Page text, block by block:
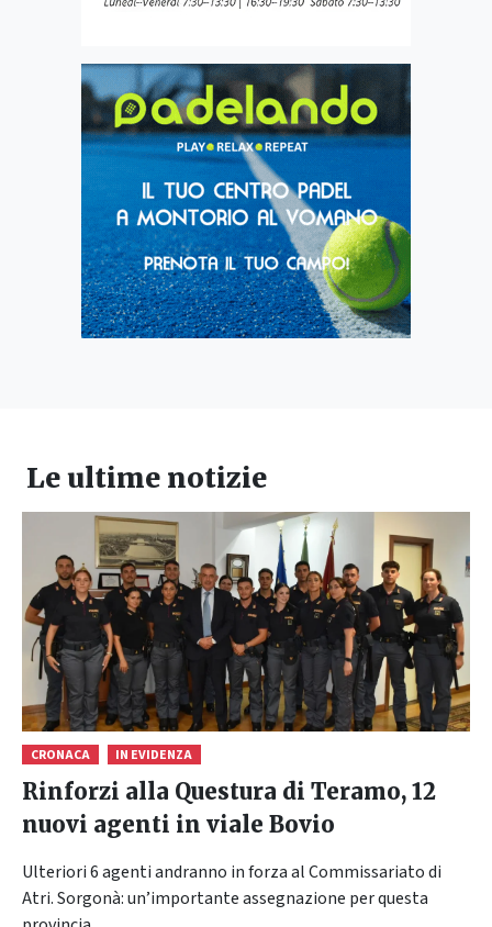
Le ultime notizie
CRONACA IN EVIDENZA
Rinforzi alla Questura di Teramo, 12
nuovi agenti in viale Bovio
Ulteriori 6 agenti andranno in forza al Commissariato di
Atri. Sorgonà: un’importante assegnazione per questa